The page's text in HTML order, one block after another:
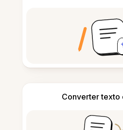
Converter texto